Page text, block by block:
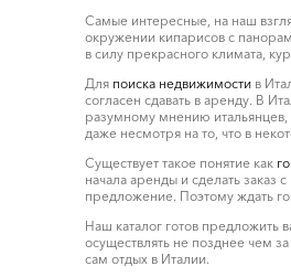
Самые интересные, на наш
окружении кипарисов с
в силу прекрасного климата,
Для поиска недвижимости в
согласен сдавать в аренду. В
разумному мнению итальянцев,
даже несмотря на то, что в
Существует такое понятие как
начала аренды и сделать заказ
предложение. Поэтому ждать
Наш каталог готов предложить
осуществлять не позднее чем
сам отдых в Италии.